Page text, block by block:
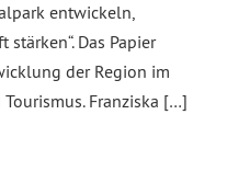
entwickeln,
Das Papier
der Region im
Franziska […]